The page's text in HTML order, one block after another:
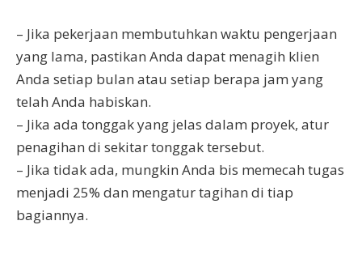
– Jika pekerjaan membutuhkan waktu pengerjaan
yang lama, pastikan Anda dapat menagih klien
Anda setiap bulan atau setiap berapa jam yang
telah Anda habiskan.
– Jika ada tonggak yang jelas dalam proyek, atur
penagihan di sekitar tonggak tersebut.
– Jika tidak ada, mungkin Anda bis memecah tugas
menjadi 25% dan mengatur tagihan di tiap
bagiannya.